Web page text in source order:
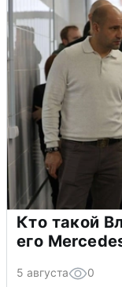
Кто такой
его
5 августа 0